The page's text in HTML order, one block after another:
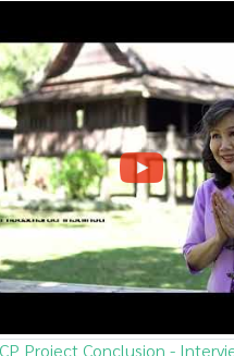
Project Conclusion -